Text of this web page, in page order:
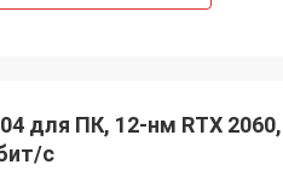
для ПК, 12-нм RTX 2060,
с